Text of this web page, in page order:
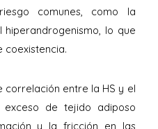
comunes, como la
hiperandrogenismo, lo que
coexistencia.
correlación entre la HS y el
de tejido adiposo
y la fricción en las